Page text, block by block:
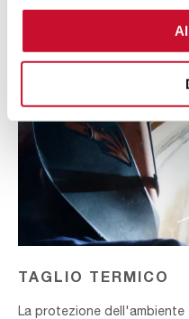
TERMICO
TAGLIO TERMICO
La protezione dell'ambiente